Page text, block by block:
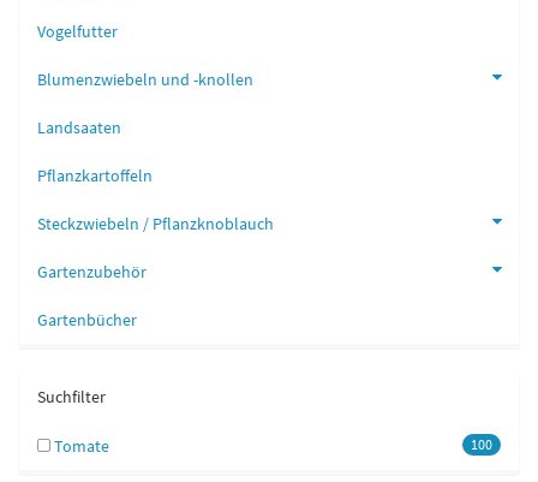
Vogelfutter
Blumenzwiebeln und -knollen
Landsaaten
Pflanzkartoffeln
Steckzwiebeln / Pflanzknoblauch
Gartenzubehör
Gartenbücher
Suchfilter
100
Tomate